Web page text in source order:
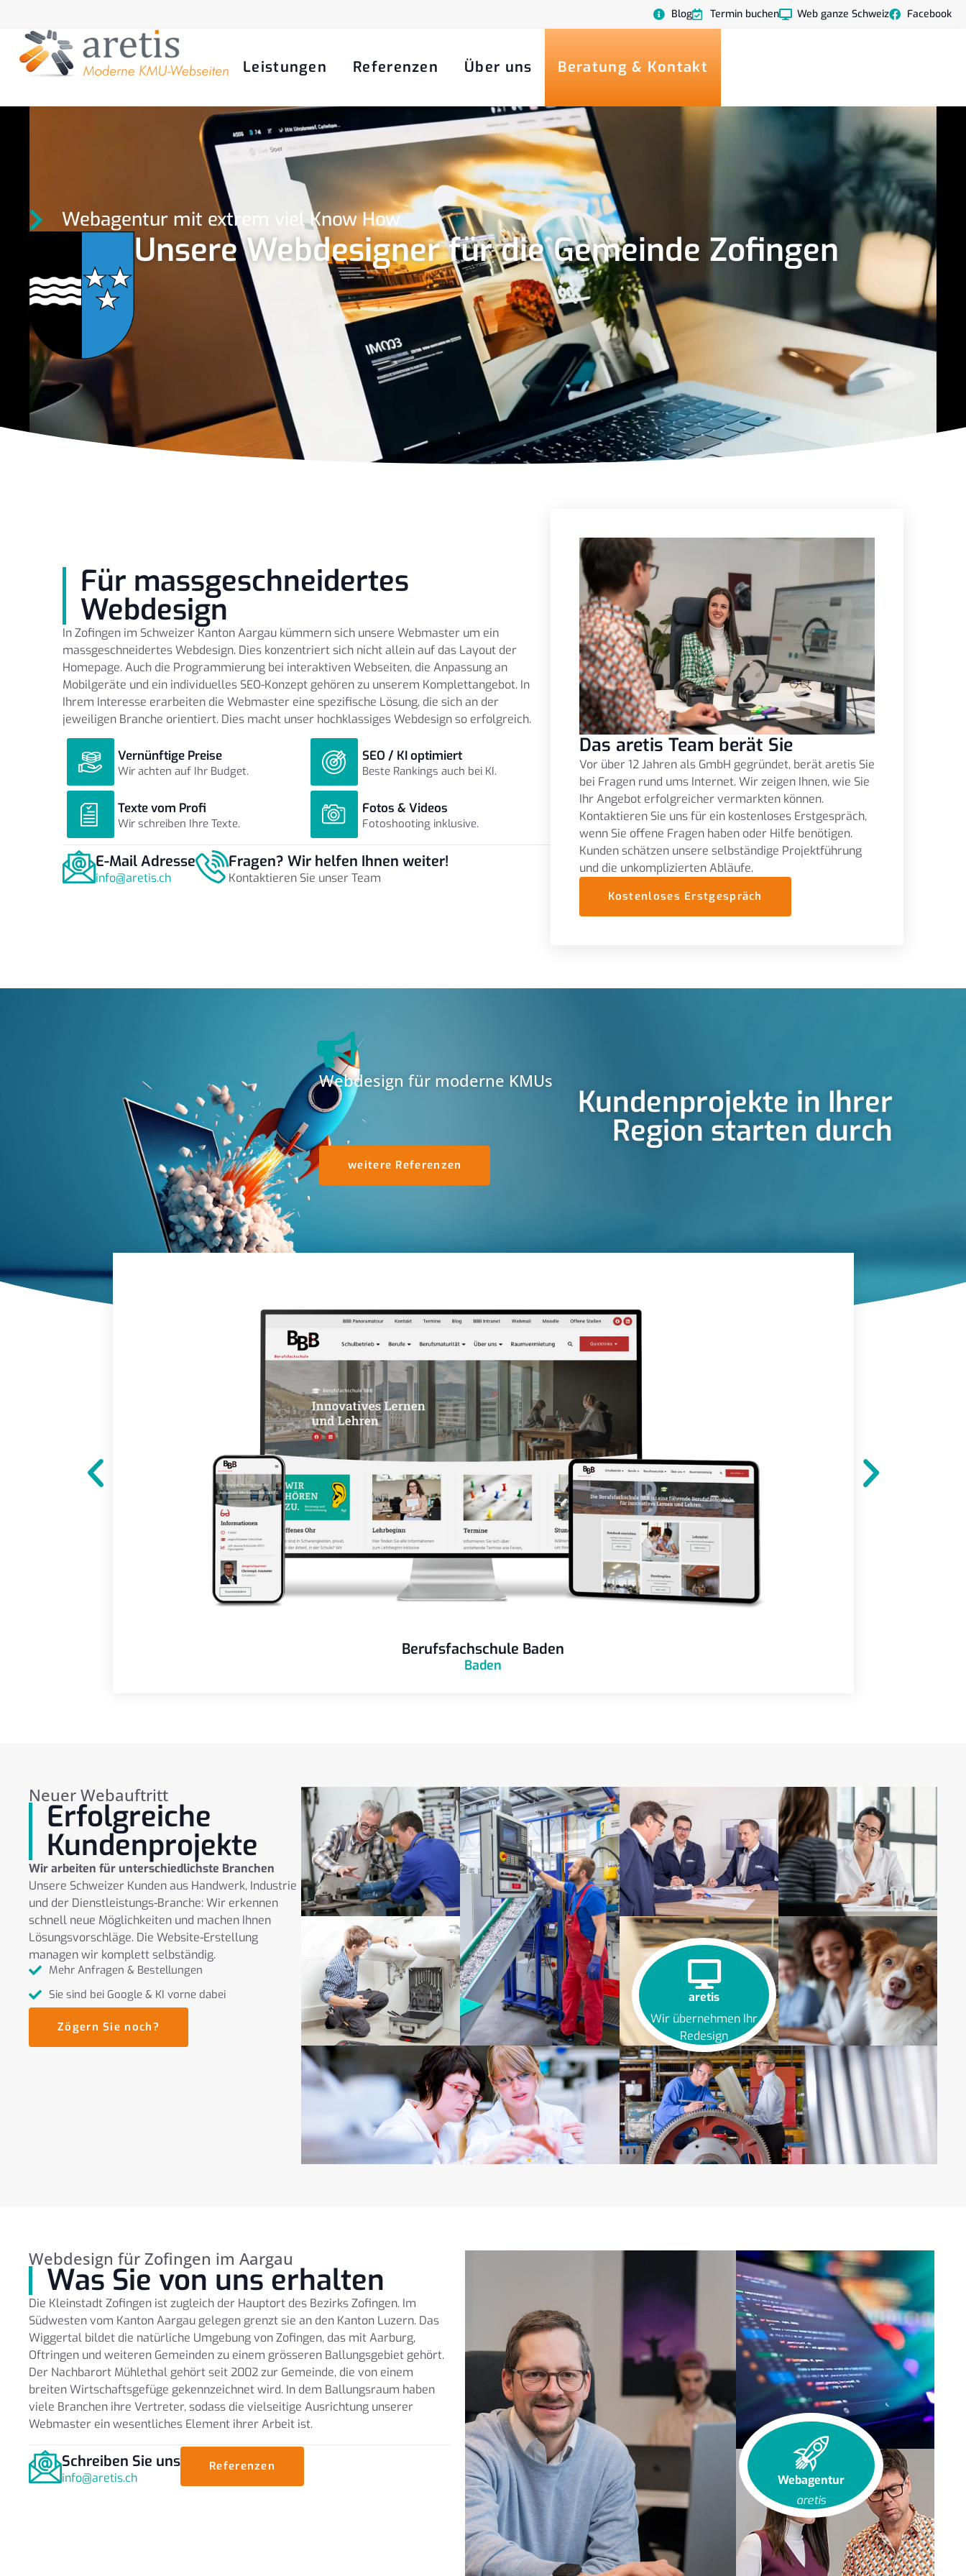
Blog Termin buchen Web ganze Schweiz Facebook
Leistungen Referenzen Über uns Beratung & Kontakt
Webagentur mit extrem viel Know How
Unsere Webdesigner für die Gemeinde Zofingen
Für massgeschneidertes
Webdesign
In Zofingen im Schweizer Kanton Aargau kümmern sich unsere Webmaster um ein
massgeschneidertes Webdesign. Dies konzentriert sich nicht allein auf das Layout der
Homepage. Auch die Programmierung bei interaktiven Webseiten, die Anpassung an
Mobilgeräte und ein individuelles SEO-Konzept gehören zu unserem Komplettangebot. In
Ihrem Interesse erarbeiten die Webmaster eine spezifische Lösung, die sich an der
jeweiligen Branche orientiert. Dies macht unser hochklassiges Webdesign so erfolgreich.
Vernünftige Preise
Wir achten auf Ihr Budget.
SEO / KI optimiert
Beste Rankings auch bei KI.
Texte vom Profi
Wir schreiben Ihre Texte.
Fotos & Videos
Fotoshooting inklusive.
E-Mail Adresse
info@aretis.ch
Fragen? Wir helfen Ihnen weiter!
Kontaktieren Sie unser Team
Das aretis Team berät Sie
Vor über 12 Jahren als GmbH gegründet, berät aretis Sie
bei Fragen rund ums Internet. Wir zeigen Ihnen, wie Sie
Ihr Angebot erfolgreicher vermarkten können.
Kontaktieren Sie uns für ein kostenloses Erstgespräch,
wenn Sie offene Fragen haben oder Hilfe benötigen.
Kunden schätzen unsere selbständige Projektführung
und die unkomplizierten Abläufe.
Kostenloses Erstgespräch
Webdesign für moderne KMUs
Kundenprojekte in Ihrer
Region starten durch
weitere Referenzen
Berufsfachschule Baden
Baden
Neuer Webauftritt
Erfolgreiche
Kundenprojekte
Wir arbeiten für unterschiedlichste Branchen
Unsere Schweizer Kunden aus Handwerk, Industrie
und der Dienstleistungs-Branche: Wir erkennen
schnell neue Möglichkeiten und machen Ihnen
Lösungsvorschläge. Die Website-Erstellung
managen wir komplett selbständig.
Mehr Anfragen & Bestellungen
Sie sind bei Google & KI vorne dabei
Zögern Sie noch?
aretis
Wir übernehmen Ihr
Redesign
Webdesign für Zofingen im Aargau
Was Sie von uns erhalten
Die Kleinstadt Zofingen ist zugleich der Hauptort des Bezirks Zofingen. Im
Südwesten vom Kanton Aargau gelegen grenzt sie an den Kanton Luzern. Das
Wiggertal bildet die natürliche Umgebung von Zofingen, das mit Aarburg,
Oftringen und weiteren Gemeinden zu einem grösseren Ballungsgebiet gehört.
Der Nachbarort Mühlethal gehört seit 2002 zur Gemeinde, die von einem
breiten Wirtschaftsgefüge gekennzeichnet wird. In dem Ballungsraum haben
viele Branchen ihre Vertreter, sodass die vielseitige Ausrichtung unserer
Webmaster ein wesentliches Element ihrer Arbeit ist.
Schreiben Sie uns
info@aretis.ch
Referenzen
Webagentur
aretis